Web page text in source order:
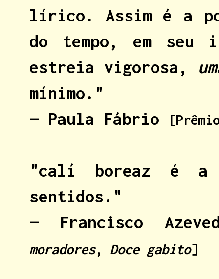
lírico. Assim é a
do tempo, em seu
estreia vigorosa,
mínimo."
— Paula Fábrio
"calí boreaz é a
sentidos."
— Francisco
moradores, Doce gabito]